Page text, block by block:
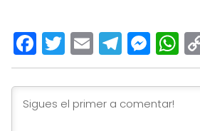
Facebook
Twitter
Email